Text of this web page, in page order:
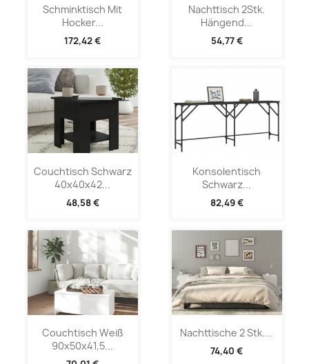
Schminktisch Mit
Hocker...
172,42 €
Nachttisch 2Stk.
Hängend...
54,77 €
Couchtisch Schwarz
40x40x42...
48,58 €
Konsolentisch
Schwarz...
82,49 €
Couchtisch Weiß
90x50x41,5...
Nachttische 2 Stk....
74,40 €